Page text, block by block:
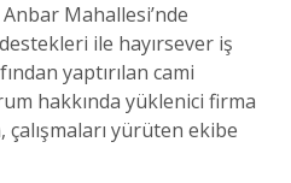
Mahallesi’nde
ile hayırsever iş
yaptırılan cami
hakkında yüklenici firma
yürüten ekibe